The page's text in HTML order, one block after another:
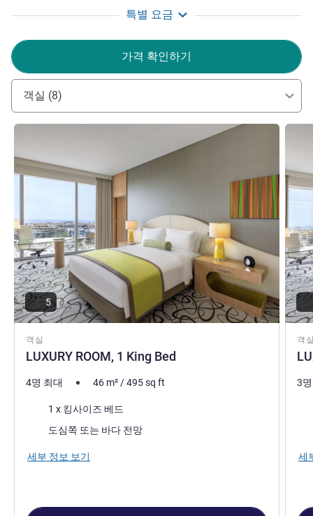
Dubai is a unique destination that is both a dynamic
home to World's tallest building Burj Khalifa & largest man
made Islands Palm Jumeirah, Dubai is also the financial
hub of the Middle East.
Welcome to Sofitel Dubai Downtown, where French zest
meets local charm. Our passion for heartfelt and
committed luxury turns each experience into an ode to the
art de vivre. Indulge in Burj Khalifa views and discover
iconic landmarks just steps away.
Mohamed Hawwam 호텔 관리
특별 요금
가격 확인하기
객실 (8)
객실
LUXURY ROOM, 1 King Bed
세부 정보 보기
5
4명 최대 46 m²/495sq ft
1 x 킹사이즈 베드
도심쪽 또는 바다 전망
세부 정보 보기
객
세부
3
세